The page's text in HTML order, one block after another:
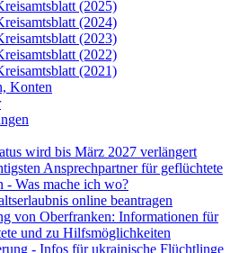
(2025)
(2024)
(2023)
(2022)
(2021)
Konten
wird bis März 2027 verlängert
Ansprechpartner für geflüchtete
- Was mache ich wo?
online beantragen
von Oberfranken: Informationen für
und zu Hilfsmöglichkeiten
- Infos für ukrainische Flüchtlinge